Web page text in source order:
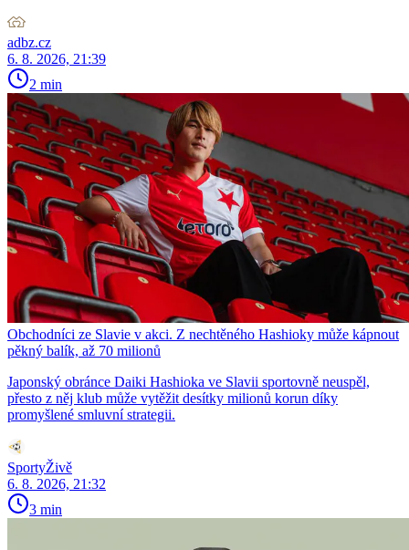
adbz.cz
6. 8. 2026, 21:39
2 min
Obchodníci ze Slavie v akci. Z nechtěného Hashioky může kápnout
pěkný balík, až 70 milionů
Japonský obránce Daiki Hashioka ve Slavii sportovně neuspěl,
přesto z něj klub může vytěžit desítky milionů korun díky
promyšlené smluvní strategii.
SportyŽivě
6. 8. 2026, 21:32
3 min